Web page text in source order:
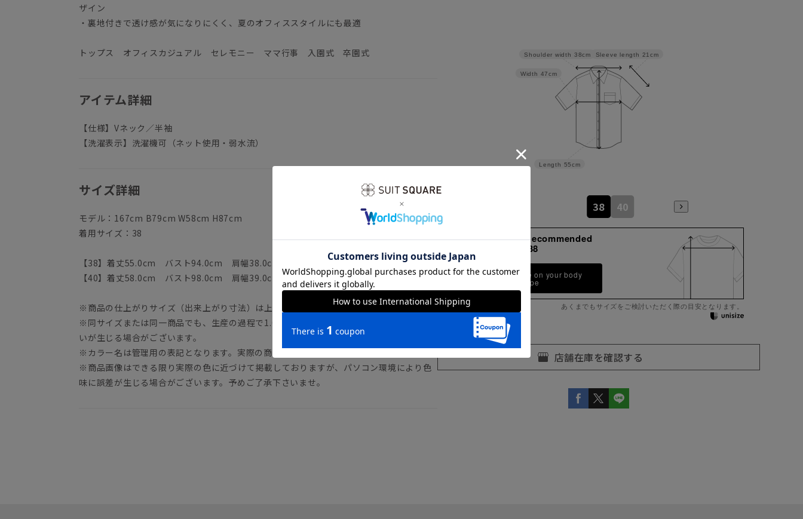
ザイン
・裏地付きで透け感が気になりにくく、夏のオフィススタイルにも最適
トップス オフィスカジュアル セレモニー ママ行事 入園式 卒園式
アイテム詳細
【仕様】Vネック／半袖
【洗濯表示】洗濯機可（ネット使用・弱水流）
サイズ詳細
モデル：167cm B79cm W58cm H87cm
着用サイズ：38
【38】着丈55.0cm バスト94.0cm 肩幅38.0cm 袖丈21.0cm
【40】着丈58.0cm バスト98.0cm 肩幅39.0cm 袖丈21.5cm
※商品の仕上がりサイズ（出来上がり寸法）は上記のサイズ表をご覧下さい。
※同サイズまたは同一商品でも、生産の過程で1.0cm～2.0cm程度の個体差や着用感の違
いが生じる場合がございます。
※カラー名は管理用の表記となります。実際の商品の色味は商品画像をご確認ください。
※商品画像はできる限り実際の色に近づけて掲載しておりますが、パソコン環境により色
味に誤差が生じる場合がございます。予めご了承下さいませ。
Sleeve length 21cm
Length 55cm
Width 47cm
Shoulder width 38cm
38 40
158cm 51kgRecommended
38
Find out more on your body
type
あくまでもサイズをご検討いただく際の目安となります。